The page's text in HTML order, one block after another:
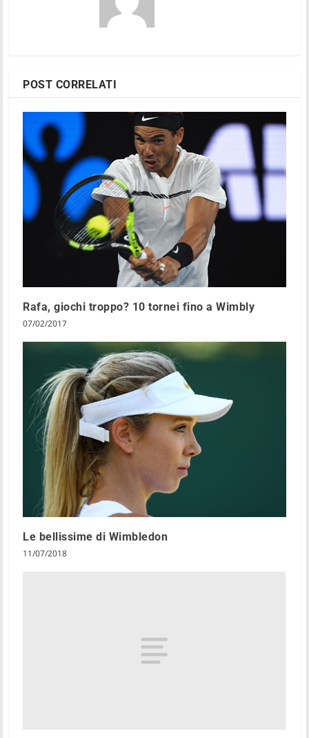
POST CORRELATI
Rafa, giochi troppo? 10 tornei fino a Wimbly
07/02/2017
Le bellissime di Wimbledon
11/07/2018